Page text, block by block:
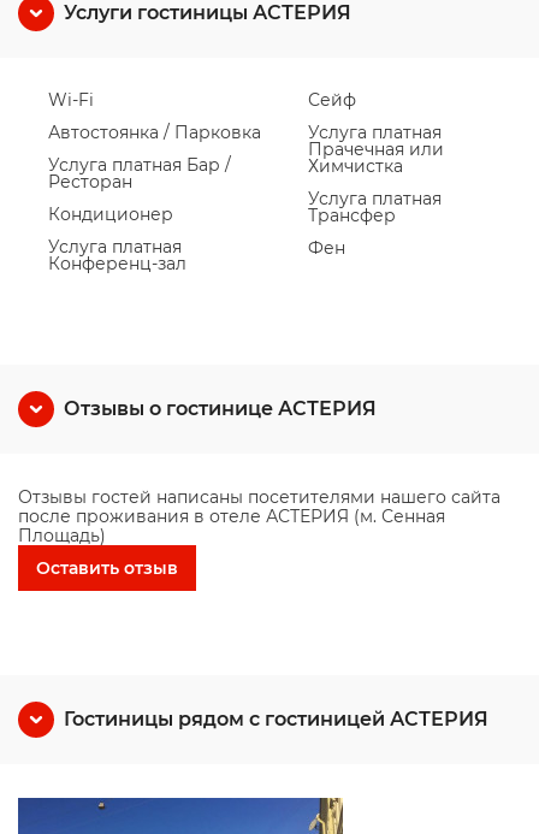
Услуги гостиницы АСТЕРИЯ
Wi-Fi
Автостоянка / Парковка
Услуга платная Бар /
Ресторан
Кондиционер
Услуга платная
Конференц-зал
Сейф
Услуга платная
Прачечная или
Химчистка
Услуга платная
Трансфер
Фен
Отзывы о гостинице АСТЕРИЯ
Отзывы гостей написаны посетителями нашего сайта
после проживания в отеле АСТЕРИЯ (м. Сенная
Площадь)
Оставить отзыв
Гостиницы рядом с гостиницей АСТЕРИЯ